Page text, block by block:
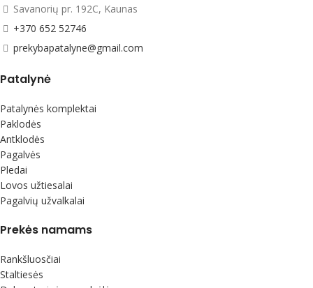
Savanorių pr. 192C, Kaunas
+370 652 52746
prekybapatalyne@gmail.com
Patalynė
Patalynės komplektai
Paklodės
Antklodės
Pagalvės
Pledai
Lovos užtiesalai
Pagalvių užvalkalai
Prekės namams
Rankšluosčiai
Staltiesės